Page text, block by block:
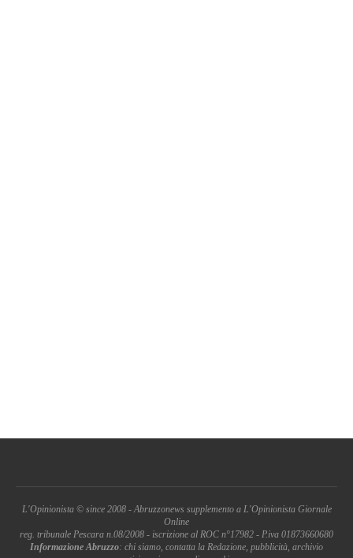
L'Opinionista © since 2008 - Abruzzonews supplemento a L'Opinionista Giornale
Online
reg. tribunale Pescara n.08/2008 - iscrizione al ROC n°17982 - P.iva 01873660680
Informazione Abruzzo: chi siamo, contatta la Redazione, pubblicità, archivio